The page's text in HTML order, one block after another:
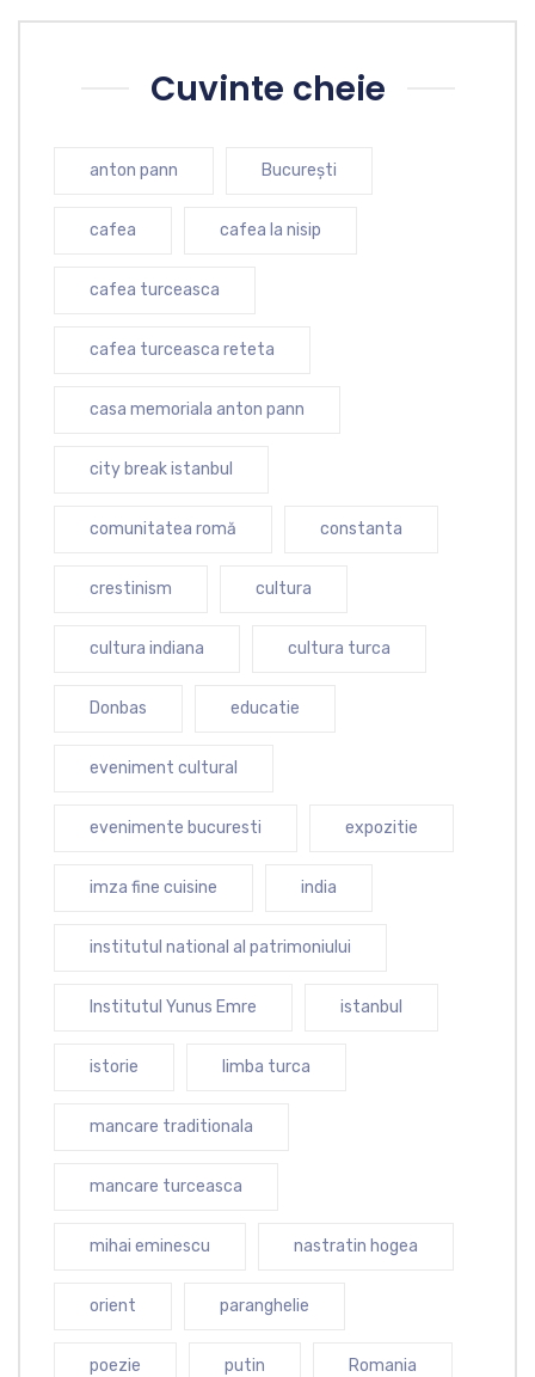
Cuvinte cheie
anton pann București
cafea cafea la nisip
cafea turceasca
cafea turceasca reteta
casa memoriala anton pann
city break istanbul
comunitatea romă constanta
crestinism cultura
cultura indiana cultura turca
Donbas educatie
eveniment cultural
evenimente bucuresti expozitie
imza fine cuisine india
institutul national al patrimoniului
Institutul Yunus Emre istanbul
istorie limba turca
mancare traditionala
mancare turceasca
mihai eminescu nastratin hogea
orient paranghelie
poezie putin Romania